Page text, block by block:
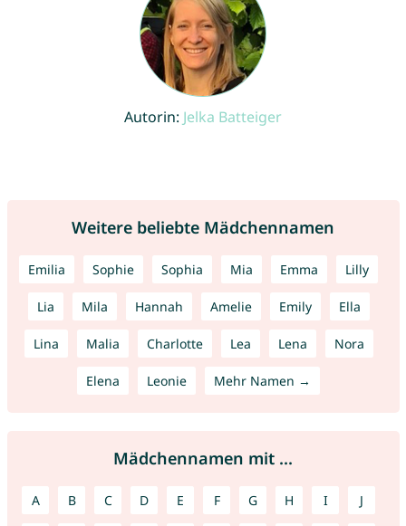
Autorin: Jelka Batteiger
Weitere beliebte Mädchennamen
Emilia Sophie Sophia Mia Emma Lilly
Lia Mila Hannah Amelie Emily Ella
Lina Malia Charlotte Lea Lena Nora
Elena Leonie Mehr Namen →
Mädchennamen mit ...
A B C D E F G H I J